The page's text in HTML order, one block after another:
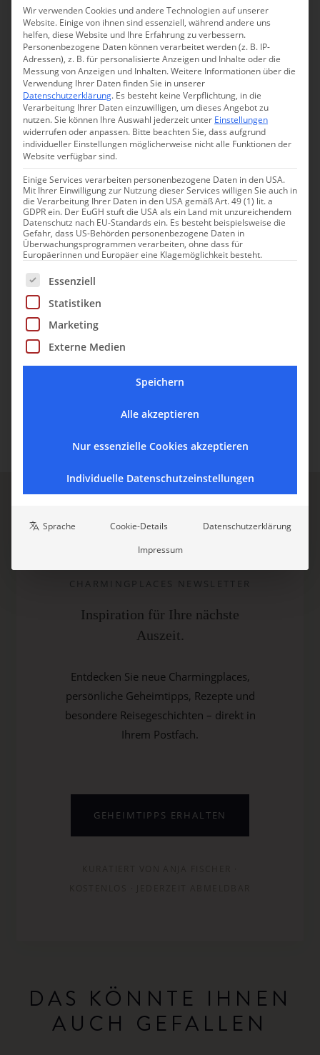
Angelika Schwaff
Food Kolumnistin & Reisebloggerin – Autorin
Angelika hat ihre Berufung gefunden und
nimmt ihre Leser mit auf kulinarische Reisen.
Unter anderem auch die Leser von ZEIT
ONLINE. Sie hat Journalistik studiert, als
Dokumentarfilmerin gearbeitet und war bis
2012 Pressesprecherin von Germanwings.
Noch immer nimmt sie für gutes Essen jeden
CHARMINGPLACES NEWSLETTER
Inspiration für Ihre nächste
Auszeit.
Entdecken Sie neue Charmingplaces,
persönliche Geheimtipps, Rezepte und
besondere Reisegeschichten – direkt in
Ihrem Postfach.
GEHEIMTIPPS ERHALTEN
DAS KÖNNTE IHNEN
AUCH GEFALLEN
Wir verwenden Cookies und andere Technologien auf unserer
Website. Einige von ihnen sind essenziell, während andere uns
helfen, diese Website und Ihre Erfahrung zu verbessern.
Personenbezogene Daten können verarbeitet werden (z. B. IP-
Adressen), z. B. für personalisierte Anzeigen und Inhalte oder die
Messung von Anzeigen und Inhalten.Weitere Informationen über die
Verwendung Ihrer Daten finden Sie in unserer
Datenschutzerklärung. Es besteht keine Verpflichtung, in die
Verarbeitung Ihrer Daten einzuwilligen, um dieses Angebot zu
nutzen.Sie können Ihre Auswahl jederzeit unter Einstellungen
widerrufen oder anpassen. Bitte beachten Sie, dass aufgrund
individueller Einstellungen möglicherweise nicht alle Funktionen der
Website verfügbar sind.
Einige Services verarbeiten personenbezogene Daten in den USA.
Mit Ihrer Einwilligung zur Nutzung dieser Services willigen Sie auch in
die Verarbeitung Ihrer Daten in den USA gemäß Art. 49 (1) lit. a
GDPR ein. Der EuGH stuft die USA als ein Land mit unzureichendem
Datenschutz nach EU-Standards ein. Es besteht beispielsweise die
Gefahr, dass US-Behörden personenbezogene Daten in
Überwachungsprogrammen verarbeiten, ohne dass für
Europäerinnen und Europäer eine Klagemöglichkeit besteht.
Es folgt eine Liste der Service-Gruppen, für die eine
Essenziell
Statistiken
Marketing
Externe Medien
Speichern
Alle akzeptieren
Nur essenzielle Cookies akzeptieren
Individuelle Datenschutzeinstellungen
Sprache Cookie-Details
Datenschutzerklärung
Impressum